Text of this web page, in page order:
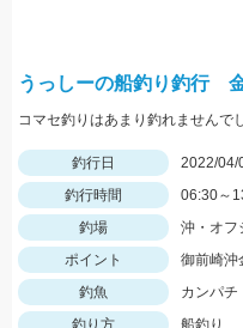
うっしーの船釣り釣行
釣行日
2022/04/
釣行時間
06:30～
釣場
沖・オフ
ポイント
御前崎
釣魚
カンパチ
釣り方
船釣り